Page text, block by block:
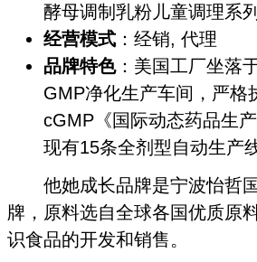
酵母调制乳粉儿童调理系
经营模式 ：经销, 代理
品牌特色：美国工厂坐落
GMP净化生产车间，严格
cGMP《国际动态药品生
现有15条全剂型自动生产
他她成长品牌是宁波怡哲国
牌，原料选自全球各国优质原
识食品的开发和销售。